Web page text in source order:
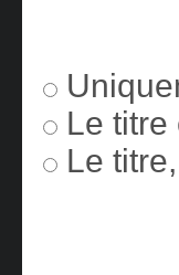
Le titre
Le